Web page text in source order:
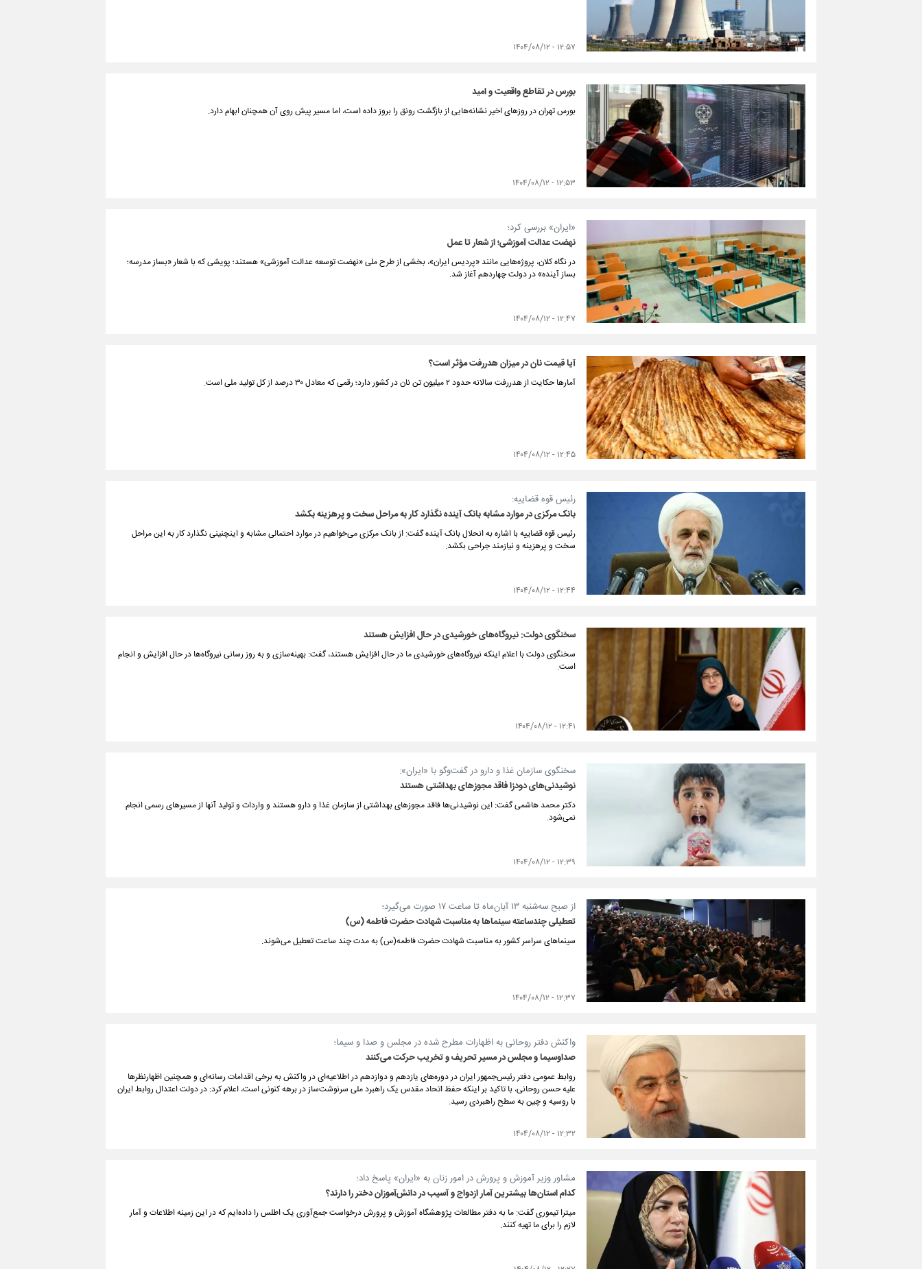
۱۲:۵۷ - ۱۴۰۴/۰۸/۱۲
بورس در تقاطع واقعیت و امید
بورس تهران در روزهای اخیر نشانه‌هایی از بازگشت رونق را بروز داده است، اما مسیر پیش ‌روی آن همچنان ابهام دارد.
۱۲:۵۳ - ۱۴۰۴/۰۸/۱۲
«ایران» بررسی کرد؛
نهضت عدالت آموزشی؛ از شعار تا عمل
در نگاه کلان، پروژه‌هایی مانند «پردیس ایران»، بخشی از طرح ملی «نهضت توسعه عدالت آموزشی» هستند؛ پویشی که با شعار «بساز مدرسه؛
بساز آینده» در دولت چهاردهم آغاز شد.
۱۲:۴۷ - ۱۴۰۴/۰۸/۱۲
آیا قیمت نان در میزان هدررفت مؤثر است؟
آمارها حکایت از هدررفت سالانه حدود ۲ میلیون تن نان در کشور دارد؛ رقمی که معادل ۳۰ درصد از کل تولید ملی است.
۱۲:۴۵ - ۱۴۰۴/۰۸/۱۲
رئیس قوه قضاییه:
بانک مرکزی در موارد مشابه بانک آینده نگذارد کار به مراحل سخت و پرهزینه بکشد
رئیس قوه قضاییه با اشاره به انحلال بانک آینده گفت: از بانک مرکزی می‌خواهیم در موارد احتمالی مشابه و اینچنینی نگذارد کار به این مراحل
سخت و پرهزینه و نیازمند جراحی بکشد.
۱۲:۴۴ - ۱۴۰۴/۰۸/۱۲
سخنگوی دولت: نیروگاه‌های خورشیدی در حال افزایش هستند
سخنگوی دولت با اعلام اینکه نیروگاه‌های خورشیدی ما در حال افزایش هستند، گفت: بهینه‌سازی و به روز رسانی نیروگاه‌ها در حال افزایش و انجام
است.
۱۲:۴۱ - ۱۴۰۴/۰۸/۱۲
سخنگوی سازمان غذا و دارو در گفت‌وگو با «ایران»:
نوشیدنی‌های دودزا فاقد مجوزهای بهداشتی هستند
دکتر محمد هاشمی گفت: این نوشیدنی‌ها فاقد مجوزهای بهداشتی از سازمان غذا و دارو هستند و واردات و تولید آنها از مسیرهای رسمی انجام
نمی‌شود.
۱۲:۳۹ - ۱۴۰۴/۰۸/۱۲
از صبح سه‌شنبه ۱۳ آبان‌ماه تا ساعت ۱۷ صورت می‌گیرد؛
تعطیلی چندساعته سینماها به مناسبت شهادت حضرت فاطمه (س)
سینماهای سراسر کشور به مناسبت شهادت حضرت فاطمه(س) به مدت چند ساعت تعطیل می‌شوند.
۱۲:۳۷ - ۱۴۰۴/۰۸/۱۲
واکنش دفتر روحانی به اظهارات مطرح شده در مجلس و صدا و سیما؛
صداوسیما و مجلس در مسیر تحریف و تخریب حرکت می‌کنند
روابط عمومی دفتر رئیس‌جمهور ایران در دوره‌های یازدهم و دوازدهم در اطلاعیه‌ای در واکنش به برخی اقدامات رسانه‌ای و همچنین اظهارنظرها
علیه حسن روحانی، با تاکید بر اینکه حفظ اتحاد مقدس یک راهبرد ملی سرنوشت‌ساز در برهه کنونی است، اعلام کرد: در دولت اعتدال روابط ایران
با روسیه و چین به سطح راهبردی رسید.
۱۲:۳۲ - ۱۴۰۴/۰۸/۱۲
مشاور وزیر آموزش و پرورش در امور زنان به «ایران» پاسخ داد؛
کدام استان‌ها بیشترین آمار ازدواج و آسیب در دانش‌آموزان دختر را دارند؟
میترا تیموری گفت: ما به دفتر مطالعات پژوهشگاه آموزش و پرورش درخواست جمع‌آوری یک اطلس را داده‌ایم که در این زمینه اطلاعات و آمار
لازم را برای ما تهیه کنند.